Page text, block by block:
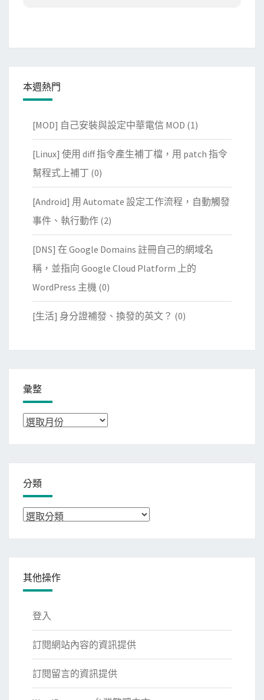
本週熱門
[MOD] 自己安裝與設定中華電信 MOD (1)
[Linux] 使用 diff 指令產生補丁檔，用 patch 指令
幫程式上補丁 (0)
[Android] 用 Automate 設定工作流程，自動觸發
事件、執行動作 (2)
[DNS] 在 Google Domains 註冊自己的網域名
稱，並指向 Google Cloud Platform 上的
WordPress 主機 (0)
[生活] 身分證補發、換發的英文？ (0)
彙整
彙
分類
分
其他操作
登入
訂閱網站內容的資訊提供
訂閱留言的資訊提供